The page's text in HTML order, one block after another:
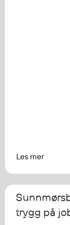
Les mer
trygg på
AAPW